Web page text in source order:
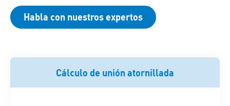
Habla con nuestros expertos
Cálculo de unión atornillada